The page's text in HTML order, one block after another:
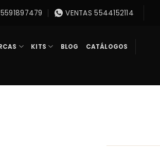
VENTAS 5544152114
KITS BLOG CATÁLOGOS